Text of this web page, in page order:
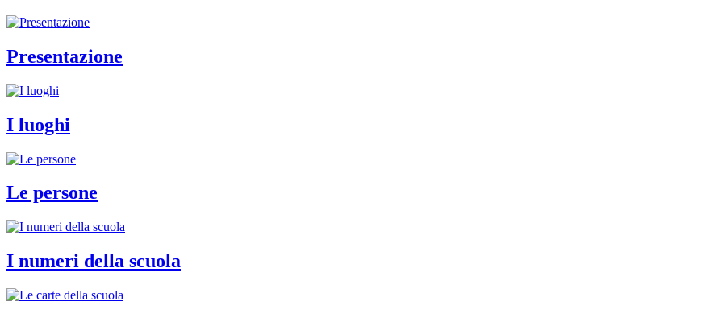
Presentazione
I luoghi
Le persone
I numeri della scuola